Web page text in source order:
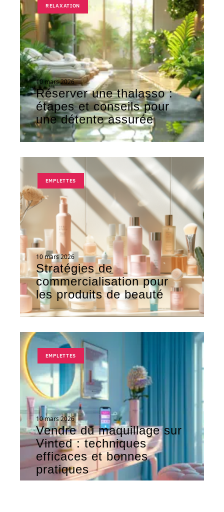
RELAXATION
10 mars 2026
Réserver une thalasso :
étapes et conseils pour
une détente assurée
EMPLETTES
10 mars 2026
Stratégies de
commercialisation pour
les produits de beauté
EMPLETTES
10 mars 2026
Vendre du maquillage sur
Vinted : techniques
efficaces et bonnes
pratiques